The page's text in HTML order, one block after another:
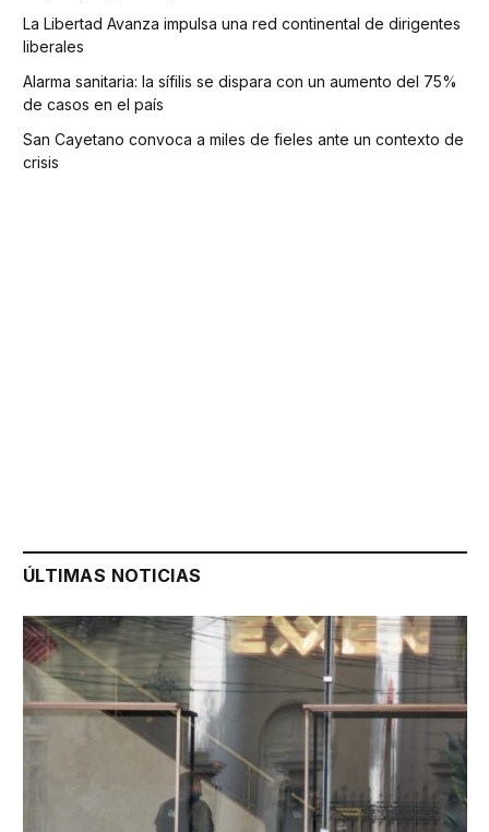
La Libertad Avanza impulsa una red continental de dirigentes
liberales
Alarma sanitaria: la sífilis se dispara con un aumento del 75%
de casos en el país
San Cayetano convoca a miles de fieles ante un contexto de
crisis
ÚLTIMAS NOTICIAS